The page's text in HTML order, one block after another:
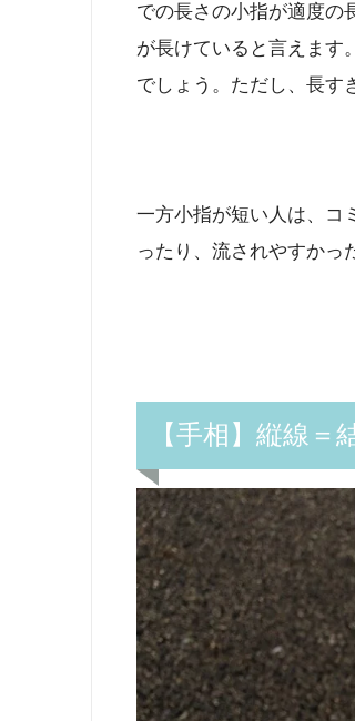
での長さの小指が適度の
が長けていると言えます
でしょう。ただし、長す
一方小指が短い人は、コ
ったり、流されやすかっ
【手相】縦線